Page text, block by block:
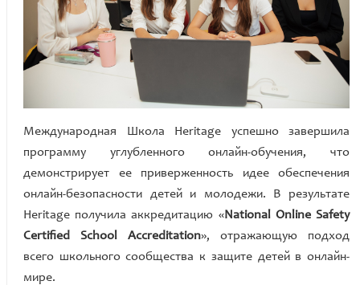
Международная Школа Heritage успешно завершила
программу углубленного онлайн-обучения, что
демонстрирует ее приверженность идее обеспечения
онлайн-безопасности детей и молодежи. В результате
Heritage получила аккредитацию «National Online Safety
Certified School Accreditation», отражающую подход
всего школьного сообщества к защите детей в онлайн-
мире.